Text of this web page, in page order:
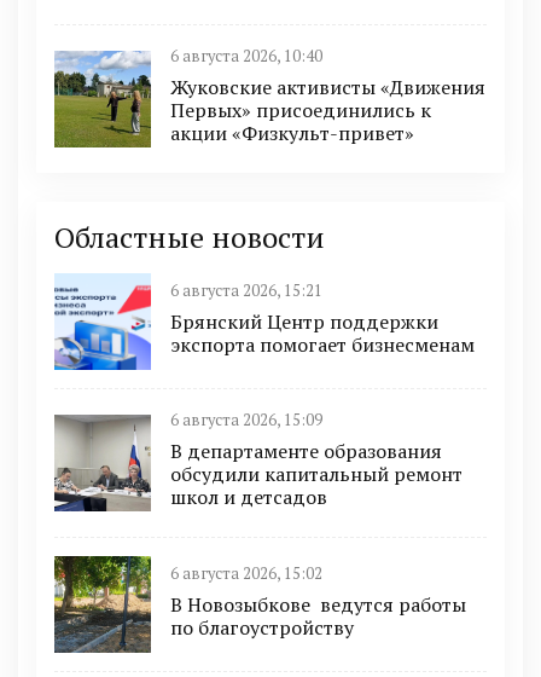
6 августа 2026, 10:40
Жуковские активисты «Движения
Первых» присоединились к
акции «Физкульт-привет»
Областные новости
6 августа 2026, 15:21
Брянский Центр поддержки
экспорта помогает бизнесменам
6 августа 2026, 15:09
В департаменте образования
обсудили капитальный ремонт
школ и детсадов
6 августа 2026, 15:02
В Новозыбкове ведутся работы
по благоустройству